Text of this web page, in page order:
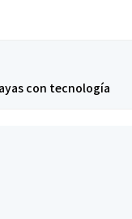
con tecnología